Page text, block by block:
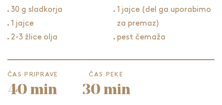
30 g sladkorja
1 jajce
2-3 žlice olja
1 jajce (del ga uporabimo
za premaz)
pest čemaža
ČAS PRIPRAVE
40 min
ČAS PEKE
30 min